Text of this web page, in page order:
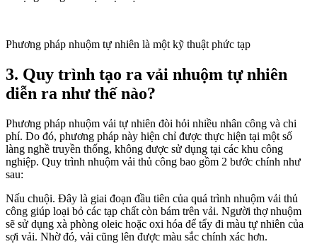
Phương pháp nhuộm tự nhiên là một kỹ thuật phức tạp
3. Quy trình tạo ra vải nhuộm tự nhiên
diễn ra như thế nào?
Phương pháp nhuộm vải tự nhiên đòi hỏi nhiều nhân công và chi
phí. Do đó, phương pháp này hiện chỉ được thực hiện tại một số
làng nghề truyền thống, không được sử dụng tại các khu công
nghiệp. Quy trình nhuộm vải thủ công bao gồm 2 bước chính như
sau:
Nấu chuội. Đây là giai đoạn đầu tiên của quá trình nhuộm vải thủ
công giúp loại bỏ các tạp chất còn bám trên vải. Người thợ nhuộm
sẽ sử dụng xà phòng oleic hoặc oxi hóa để tẩy đi màu tự nhiên của
sợi vải. Nhờ đó, vải cũng lên được màu sắc chính xác hơn.